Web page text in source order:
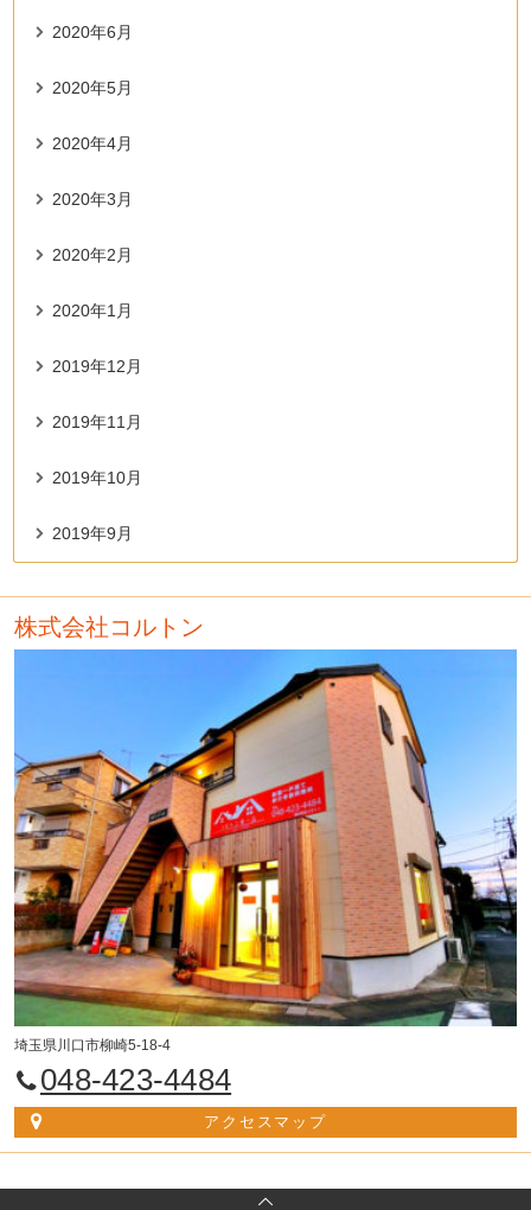
2020年6月
2020年5月
2020年4月
2020年3月
2020年2月
2020年1月
2019年12月
2019年11月
2019年10月
2019年9月
株式会社コルトン
埼玉県川口市柳崎5-18-4
048-423-4484
アクセスマップ